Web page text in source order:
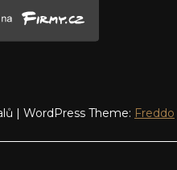
| WordPress Theme: Freddo